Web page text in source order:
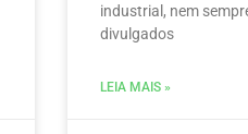
industrial, nem
divulgados
LEIA MAIS »